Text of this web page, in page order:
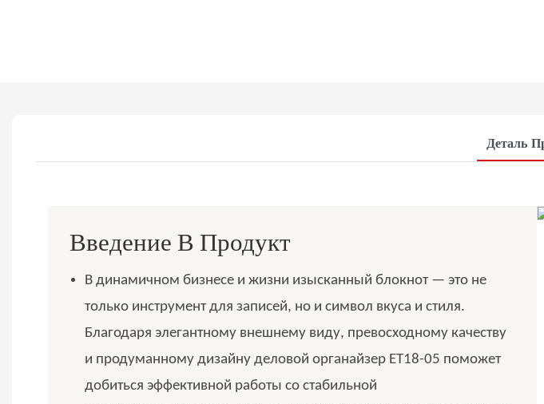
Деталь
Введение В Продукт
В динамичном бизнесе и жизни изысканный блокнот — это не
только инструмент для записей, но и символ вкуса и стиля.
Благодаря элегантному внешнему виду, превосходному качеству
и продуманному дизайну деловой органайзер ET18-05 поможет
добиться эффективной работы со стабильной